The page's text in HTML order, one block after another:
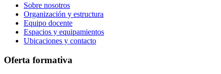
Sobre nosotros
Organización y estructura
Equipo docente
Espacios y equipamientos
Ubicaciones y contacto
Oferta formativa